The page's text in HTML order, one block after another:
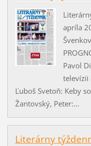
apríla
Pavol
televízii
Ľuboš Svetoň: Keby
Žantovský, Peter:...
Literárny